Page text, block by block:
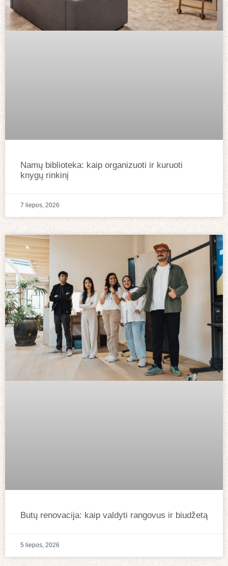
Namų biblioteka: kaip organizuoti ir kuruoti
knygų rinkinį
7 liepos, 2026
Butų renovacija: kaip valdyti rangovus ir biudžetą
5 liepos, 2026